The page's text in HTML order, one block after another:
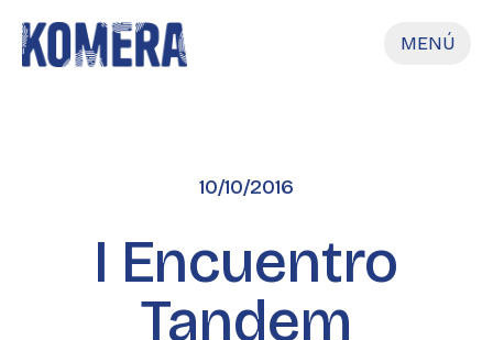
MENÚ
10/10/2016
I Encuentro
Tandem